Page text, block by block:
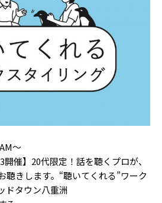
〜
開催】20代限定！話を聴くプロが、
聴きします。“聴いてくれる”ワーク
ドタウン八重洲